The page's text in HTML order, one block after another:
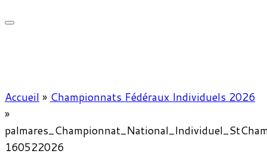
Accueil » Championnats Fédéraux Individuels 2026
»
160522026